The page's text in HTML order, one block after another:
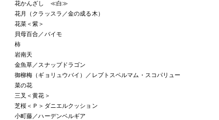
花かんざし ≪白≫
花月（クラッスラ／金の成る木）
花菜＜紫＞
貝母百合／バイモ
柿
岩南天
金魚草／スナップドラゴン
御柳梅（ギョリュウバイ）／レプトスペルマム・スコパリュー
菜の花
三叉＜黄花＞
芝桜＜Ｐ＞ダニエルクッション
小町藤／ハーデンベルギア